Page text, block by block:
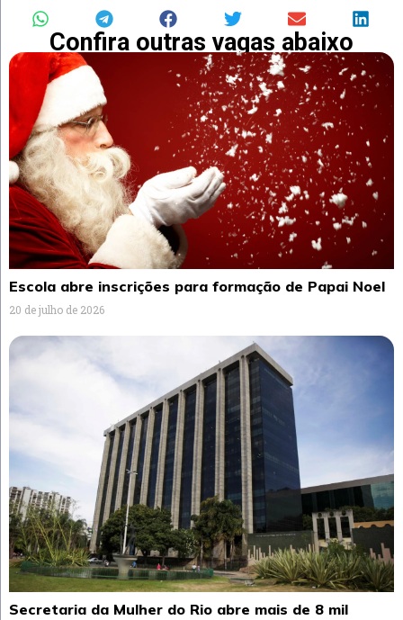
Confira outras vagas abaixo
Escola abre inscrições para formação de Papai Noel
20 de julho de 2026
Secretaria da Mulher do Rio abre mais de 8 mil